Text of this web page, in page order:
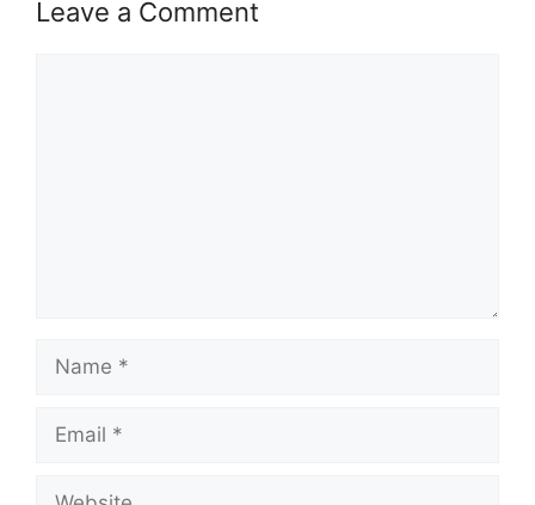
Leave a Comment